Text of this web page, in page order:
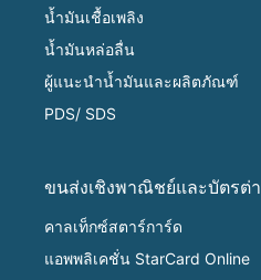
น้ำมันเชื้อเพลิง
น้ำมันหล่อลื่น
ผู้แนะนำน้ำมันและผลิตภัณฑ์
PDS/ SDS
ขนส่งเชิงพาณิชย์และบัตรต่า
คาลเท็กซ์สตาร์การ์ด
แอพพลิเคชั่น StarCard Online